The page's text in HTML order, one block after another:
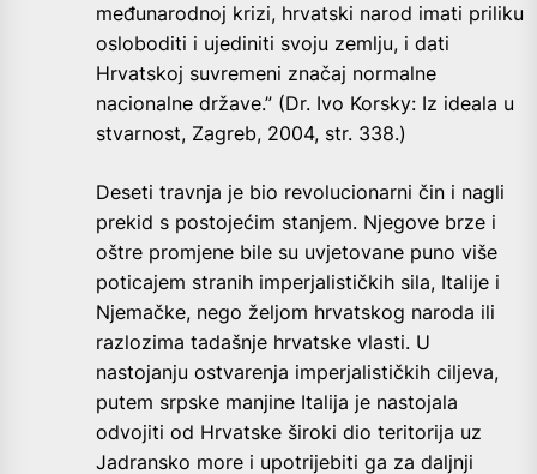
međunarodnoj krizi, hrvatski narod imati priliku
osloboditi i ujediniti svoju zemlju, i dati
Hrvatskoj suvremeni značaj normalne
nacionalne države.” (Dr. Ivo Korsky: Iz ideala u
stvarnost, Zagreb, 2004, str. 338.)
Deseti travnja je bio revolucionarni čin i nagli
prekid s postojećim stanjem. Njegove brze i
oštre promjene bile su uvjetovane puno više
poticajem stranih imperjalističkih sila, Italije i
Njemačke, nego željom hrvatskog naroda ili
razlozima tadašnje hrvatske vlasti. U
nastojanju ostvarenja imperjalističkih ciljeva,
putem srpske manjine Italija je nastojala
odvojiti od Hrvatske široki dio teritorija uz
Jadransko more i upotrijebiti ga za daljnji